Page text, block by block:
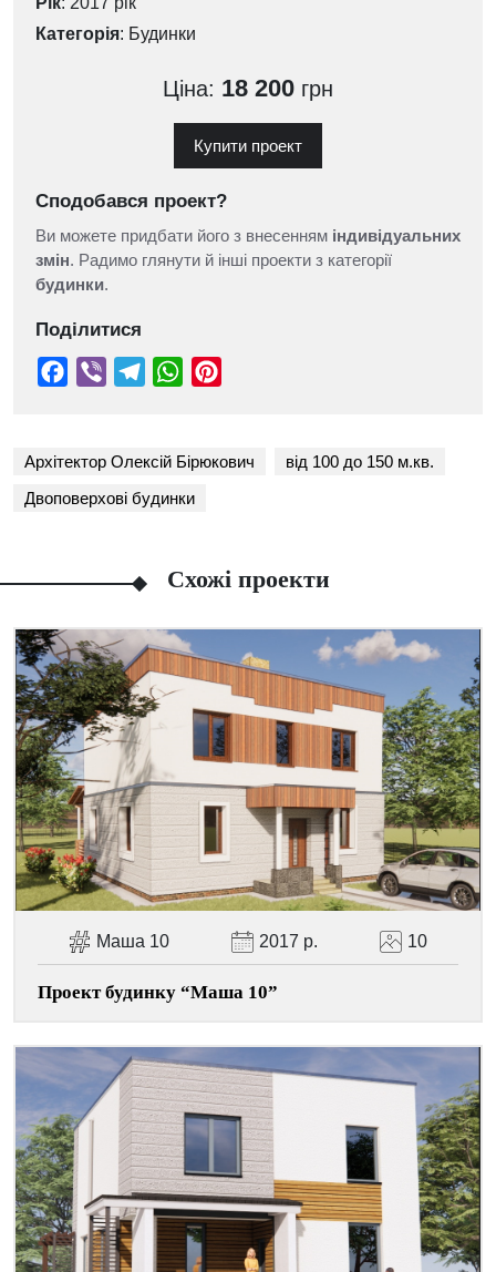
Категорія: Будинки
Ціна: 18 200 грн
Купити проект
Сподобався проект?
Ви можете придбати його з внесенням індивідуальних
змін. Радимо глянути й інші проекти з категорії
будинки.
Поділитися
Facebook
Viber TelegramWhatsApp
Pinterest
Архітектор Олексій Бірюкович
від 100 до 150 м.кв.
Двоповерхові будинки
Схожі проекти
Маша 10 2017 р. 10
Проект будинку “Маша 10”